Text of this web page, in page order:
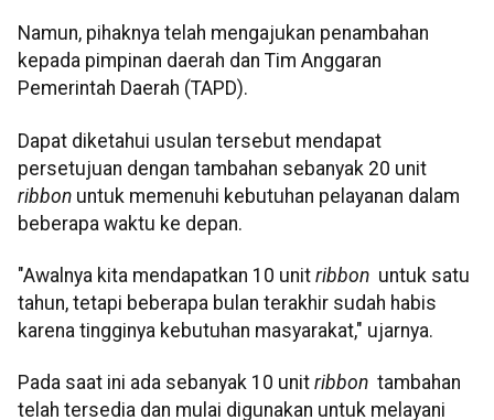
Namun, pihaknya telah mengajukan penambahan
kepada pimpinan daerah dan Tim Anggaran
Pemerintah Daerah (TAPD).
Dapat diketahui usulan tersebut mendapat
persetujuan dengan tambahan sebanyak 20 unit
ribbon untuk memenuhi kebutuhan pelayanan dalam
beberapa waktu ke depan.
"Awalnya kita mendapatkan 10 unit ribbon untuk satu
tahun, tetapi beberapa bulan terakhir sudah habis
karena tingginya kebutuhan masyarakat," ujarnya.
Pada saat ini ada sebanyak 10 unit ribbon tambahan
telah tersedia dan mulai digunakan untuk melayani